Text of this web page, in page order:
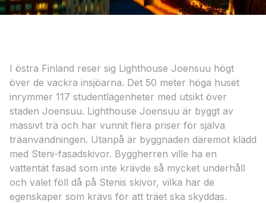
I östra Finland reser sig Lighthouse Joensuu högt
över de vackra insjöarna. Det 50 meter höga huset
inrymmer 117 studentlägenheter med utsikt över
staden Joensuu. Lighthouse Joensuu är byggt av
massivt trä och har vunnit flera priser för själva
träanvändningen. Utanpå är byggnaden däremot klädd
med Steni-fasadskivor. Byggherren ville ha en
vattentät fasad som inte krävde så mycket underhåll
och valet föll då på Stenis skivor, vilka har de
egenskaper som krävs för att träet ska skyddas.